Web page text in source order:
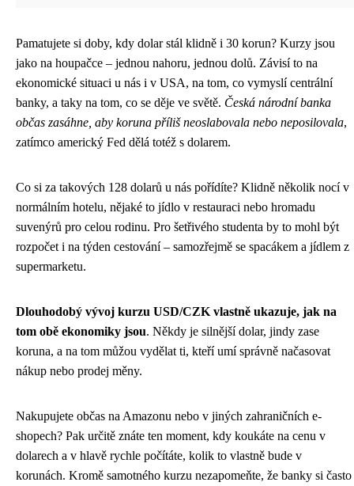
Pamatujete si doby, kdy dolar stál klidně i 30 korun? Kurzy jsou
jako na houpačce – jednou nahoru, jednou dolů. Závisí to na
ekonomické situaci u nás i v USA, na tom, co vymyslí centrální
banky, a taky na tom, co se děje ve světě. Česká národní banka
občas zasáhne, aby koruna příliš neoslabovala nebo neposilovala,
zatímco americký Fed dělá totéž s dolarem.
Co si za takových 128 dolarů u nás pořídíte? Klidně několik nocí v
normálním hotelu, nějaké to jídlo v restauraci nebo hromadu
suvenýrů pro celou rodinu. Pro šetřivého studenta by to mohl být
rozpočet i na týden cestování – samozřejmě se spacákem a jídlem z
supermarketu.
Dlouhodobý vývoj kurzu USD/CZK vlastně ukazuje, jak na
tom obě ekonomiky jsou. Někdy je silnější dolar, jindy zase
koruna, a na tom můžou vydělat ti, kteří umí správně načasovat
nákup nebo prodej měny.
Nakupujete občas na Amazonu nebo v jiných zahraničních e-
shopech? Pak určitě znáte ten moment, kdy koukáte na cenu v
dolarech a v hlavě rychle počítáte, kolik to vlastně bude v
korunách. Kromě samotného kurzu nezapomeňte, že banky si často